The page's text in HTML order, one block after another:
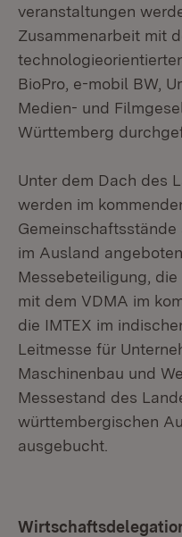
veranstaltungen
Zusammenarbeit mit
BioPro, e-mobil BW,
Medien- und
Württemberg
Unter dem Dach des
werden im
im Ausland
Messebeteiligung,
mit dem VDMA im
die IMTEX im
Leitmesse für
Maschinenbau und
Messestand des
württembergischen
ausgebucht.